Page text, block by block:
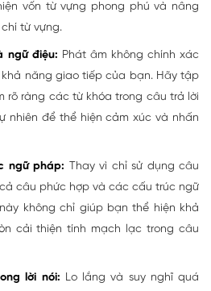
vốn từ vựng phong phú và nâng
từ vựng.
ngữ điệu: Phát âm không chính xác
năng giao tiếp của bạn. Hãy tập
rõ ràng các từ khóa trong câu trả lời
nhiên để thể hiện cảm xúc và nhấn
ngữ pháp: Thay vì chỉ sử dụng câu
câu phức hợp và các cấu trúc ngữ
không chỉ giúp bạn thể hiện khả
cải thiện tính mạch lạc trong câu
lời nói: Lo lắng và suy nghĩ quá